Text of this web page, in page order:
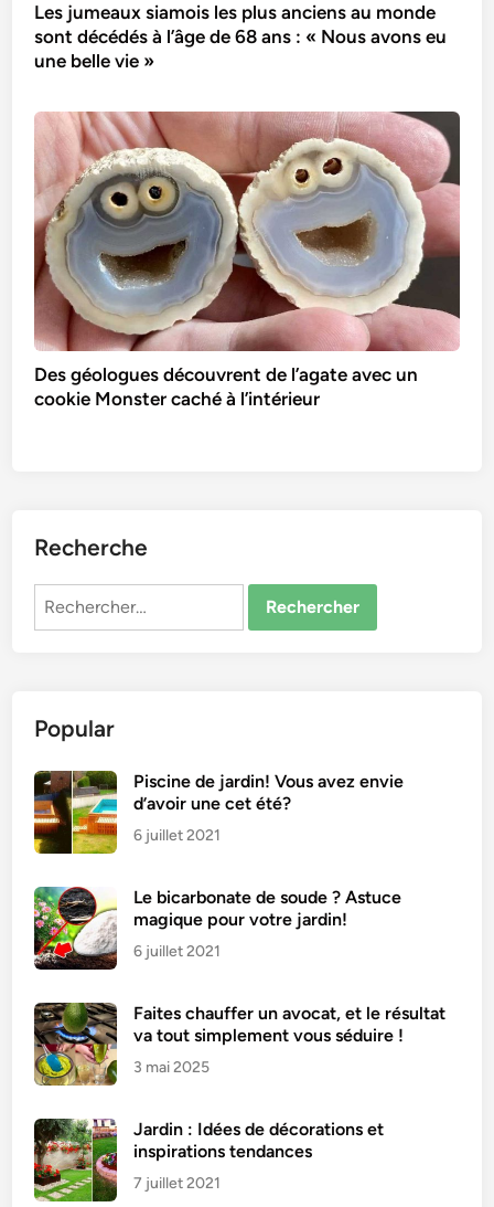
Les jumeaux siamois les plus anciens au monde
sont décédés à l’âge de 68 ans : « Nous avons eu
une belle vie »
Des géologues découvrent de l’agate avec un
cookie Monster caché à l’intérieur
Recherche
Rechercher :
Popular
Piscine de jardin! Vous avez envie
d’avoir une cet été?
6 juillet 2021
Le bicarbonate de soude ? Astuce
magique pour votre jardin!
6 juillet 2021
Faites chauffer un avocat, et le résultat
va tout simplement vous séduire !
3 mai 2025
Jardin : Idées de décorations et
inspirations tendances
7 juillet 2021